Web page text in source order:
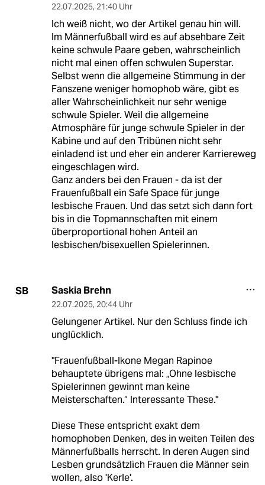
22.07.2025, 21:40 Uhr
Ich weiß nicht, wo der Artikel genau hin will.
Im Männerfußball wird es auf absehbare Zeit
keine schwule Paare geben, wahrscheinlich
nicht mal einen offen schwulen Superstar.
Selbst wenn die allgemeine Stimmung in der
Fanszene weniger homophob wäre, gibt es
aller Wahrscheinlichkeit nur sehr wenige
schwule Spieler. Weil die allgemeine
Atmosphäre für junge schwule Spieler in der
Kabine und auf den Tribünen nicht sehr
einladend ist und eher ein anderer Karriereweg
eingeschlagen wird.
Ganz anders bei den Frauen - da ist der
Frauenfußball ein Safe Space für junge
lesbische Frauen. Und das setzt sich dann fort
bis in die Topmannschaften mit einem
überproportional hohen Anteil an
lesbischen/bisexuellen Spielerinnen.
SB Saskia Brehn
22.07.2025, 20:44 Uhr
Gelungener Artikel. Nur den Schluss finde ich
unglücklich.
"Frauenfußball-Ikone Megan Rapinoe
behauptete übrigens mal: „Ohne lesbische
Spielerinnen gewinnt man keine
Meisterschaften.“ Interessante These."
Diese These entspricht exakt dem
homophoben Denken, des in weiten Teilen des
Männerfußballs herrscht. In deren Augen sind
Lesben grundsätzlich Frauen die Männer sein
wollen, also 'Kerle'.